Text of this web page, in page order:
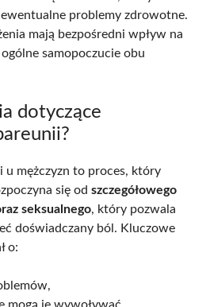
problemy zdrowotne.
mają bezpośredni wpływ na
samopoczucie obu
dotyczące
u mężczyzn to proces, który
się od szczegółowego
seksualnego, który pozwala
doświadczany ból. Kluczowe
o: